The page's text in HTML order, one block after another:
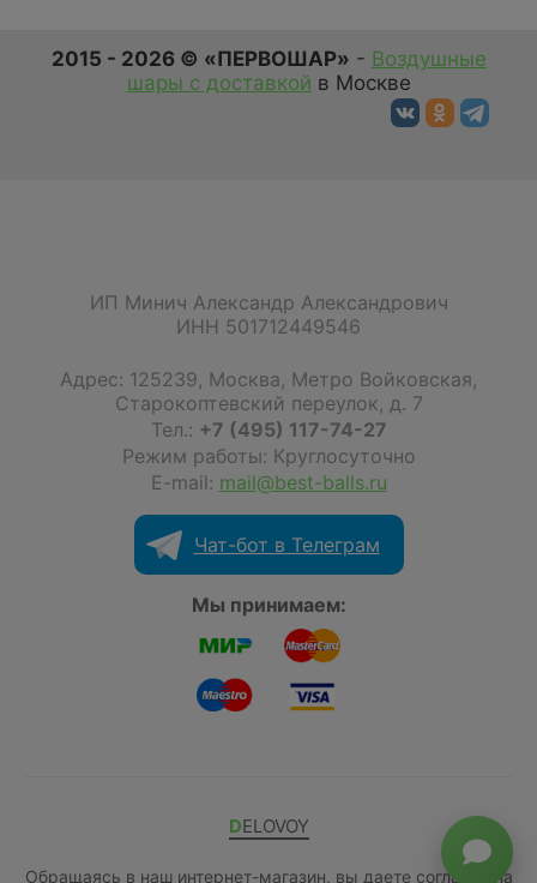
2015 - 2026 © «ПЕРВОШАР» - Воздушные
шары с доставкой в Москве
ИП Минич Александр Александрович
ИНН 501712449546
Адрес: 125239, Москва, Метро Войковская,
Старокоптевский переулок, д. 7
Тел.: +7 (495) 117-74-27
Режим работы: Круглосуточно
E-mail: mail@best-balls.ru
Чат-бот в Телеграм
Мы принимаем:
DELOVOY
Обращаясь в наш интернет-магазин, вы даете согласие на